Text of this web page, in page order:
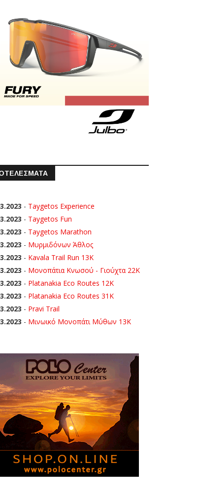
- Taygetos Experience
- Taygetos Fun
- Taygetos Marathon
- Μυρμιδόνων Άθλος
- Kavala Trail Run 13K
- Μονοπάτια Κνωσού - Γιούχτα 22Κ
- Platanakia Eco Routes 12K
- Platanakia Eco Routes 31K
- Pravi Trail
- Μινωικό Μονοπάτι Μύθων 13Κ